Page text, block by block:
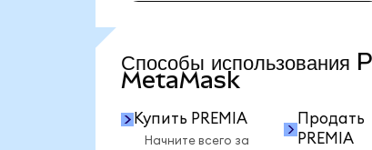
Способы использования
MetaMask
Купить PREMIA
Начните всего за
Продать
PREMIA